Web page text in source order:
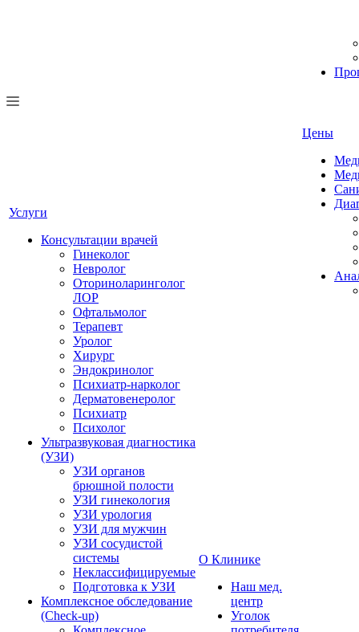
Услуги
Консультации врачей
Гинеколог
Невролог
Оториноларинголог
ЛОР
Офтальмолог
Терапевт
Уролог
Хирург
Эндокринолог
Психиатр-нарколог
Дерматовенеролог
Психиатр
Психолог
Ультразвуковая диагностика
(УЗИ)
УЗИ органов
брюшной полости
УЗИ гинекология
УЗИ урология
УЗИ для мужчин
УЗИ сосудистой
системы
Неклассифицируемые
Подготовка к УЗИ
Комплексное обследование
(Check-up)
О Клинике
Наш мед.
центр
Уголок
Цены